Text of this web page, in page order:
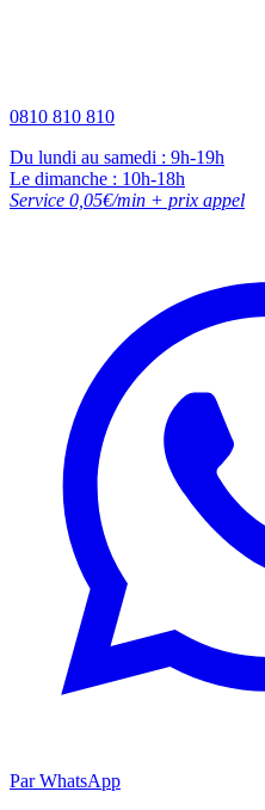
0810 810 810
Du lundi au samedi : 9h-19h
Le dimanche : 10h-18h
Service 0,05€/min + prix appel
Par WhatsApp